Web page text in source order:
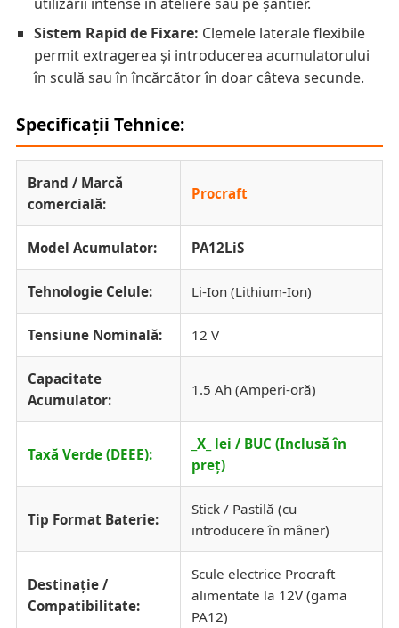
Sistem Rapid de Fixare: Clemele laterale flexibile
permit extragerea și introducerea acumulatorului
în sculă sau în încărcător în doar câteva secunde.
Specificații Tehnice:
Brand / Marcă
comercială:
Procraft
Model Acumulator: PA12LiS
Tehnologie Celule: Li-Ion (Lithium-Ion)
Tensiune Nominală: 12 V
Capacitate
Acumulator:
1.5 Ah (Amperi-oră)
Taxă Verde (DEEE):
_X_ lei / BUC (Inclusă în
preț)
Tip Format Baterie:
Stick / Pastilă (cu
introducere în mâner)
Destinație /
Compatibilitate:
Scule electrice Procraft
alimentate la 12V (gama
PA12)